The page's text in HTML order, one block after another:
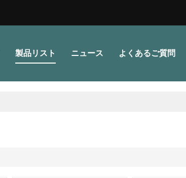
製品リスト ニュース よくあるご質問